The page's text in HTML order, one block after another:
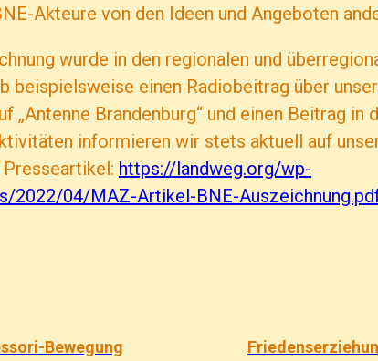
Akteure von den Ideen und Angeboten
wurde in den regionalen und
beispielsweise einen Radiobeitrag über
„Antenne Brandenburg“ und einen Beitrag in
informieren wir stets aktuell auf
https://landweg.org/wp-
2022/04/MAZ-Artikel-BNE-
Bewegung